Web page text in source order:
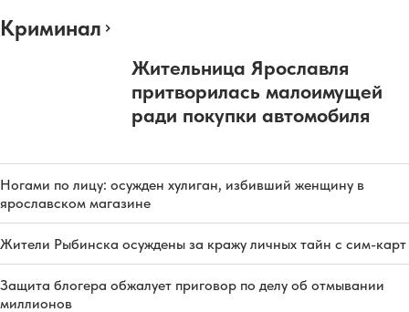
Криминал
Жительница Ярославля
притворилась малоимущей
ради покупки автомобиля
Ногами по лицу: осужден хулиган, избивший женщину в
ярославском магазине
Жители Рыбинска осуждены за кражу личных тайн с сим-карт
Защита блогера обжалует приговор по делу об отмывании
миллионов